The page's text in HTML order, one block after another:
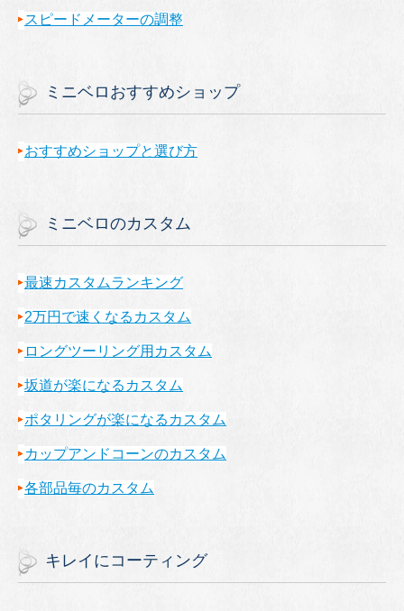
スピードメーターの調整
ミニベロおすすめショップ
おすすめショップと選び方
ミニベロのカスタム
最速カスタムランキング
2万円で速くなるカスタム
ロングツーリング用カスタム
坂道が楽になるカスタム
ポタリングが楽になるカスタム
カップアンドコーンのカスタム
各部品毎のカスタム
キレイにコーティング